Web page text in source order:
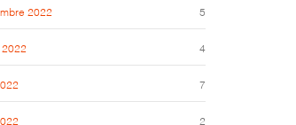
2022 5
2022 4
7
2